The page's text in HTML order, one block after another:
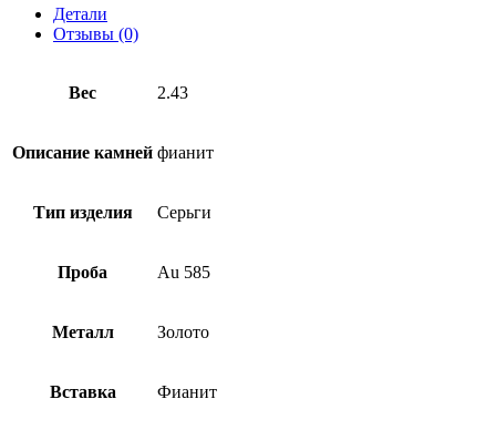
пробы
Детали
Отзывы (0)
Вес 2.43
Описание камней фианит
Тип изделия Серьги
Проба Au 585
Металл Золото
Вставка Фианит